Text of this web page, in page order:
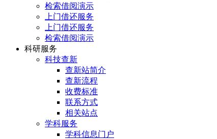
检索借阅演示
上门借还服务
上门借还服务
检索借阅演示
科研服务
科技查新
查新站简介
查新流程
收费标准
联系方式
相关站点
学科服务
学科信息门户